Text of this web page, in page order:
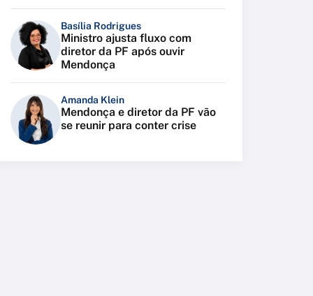
Basília Rodrigues
Ministro ajusta fluxo com
diretor da PF após ouvir
Mendonça
Amanda Klein
Mendonça e diretor da PF vão
se reunir para conter crise